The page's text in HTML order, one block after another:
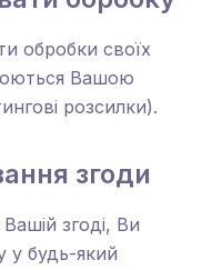
обробки своїх
Вашою
розсилки).
згоди
згоді, Ви
у будь-який